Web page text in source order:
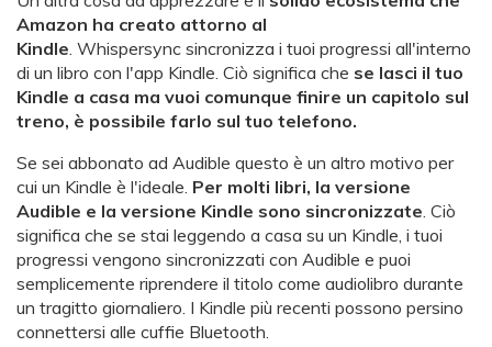
Amazon ha creato attorno al
Kindle. Whispersync sincronizza i tuoi progressi all'interno
di un libro con l'app Kindle. Ciò significa che se lasci il tuo
Kindle a casa ma vuoi comunque finire un capitolo sul
treno, è possibile farlo sul tuo telefono.
Se sei abbonato ad Audible questo è un altro motivo per
cui un Kindle è l'ideale. Per molti libri, la versione
Audible e la versione Kindle sono sincronizzate. Ciò
significa che se stai leggendo a casa su un Kindle, i tuoi
progressi vengono sincronizzati con Audible e puoi
semplicemente riprendere il titolo come audiolibro durante
un tragitto giornaliero. I Kindle più recenti possono persino
connettersi alle cuffie Bluetooth.